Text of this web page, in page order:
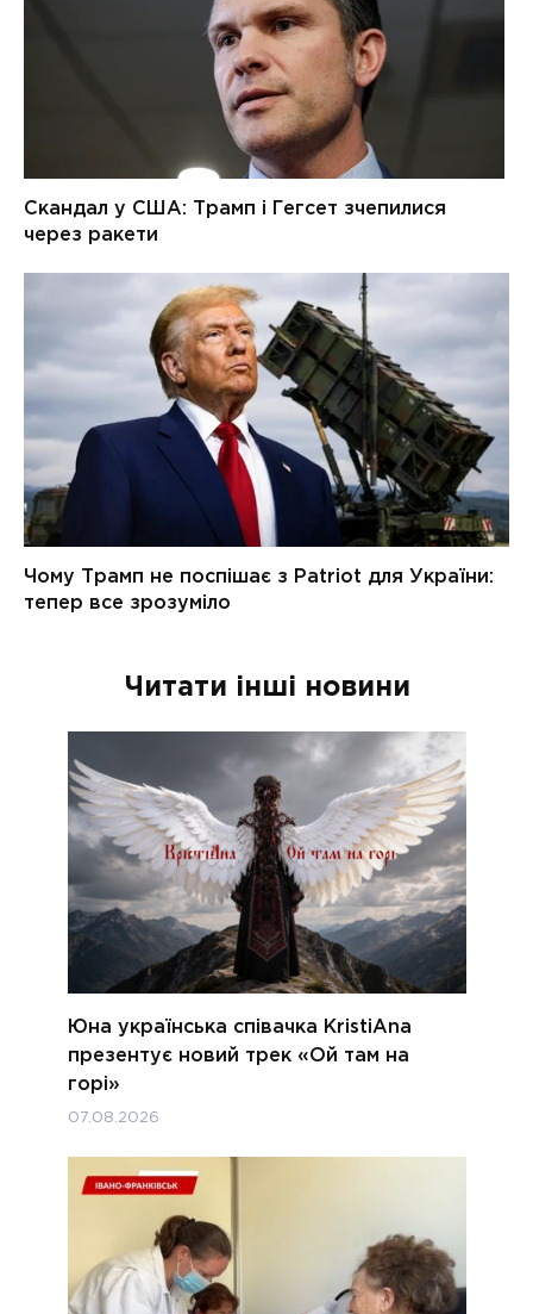
Читати інші новини
Юна українська співачка KristiAna
презентує новий трек «Ой там на
горі»
07.08.2026